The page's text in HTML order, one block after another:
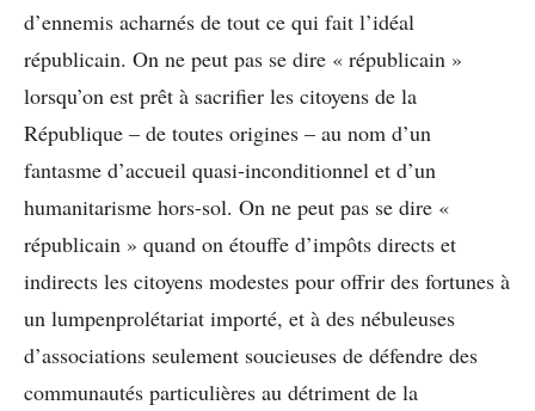
d’ennemis acharnés de tout ce qui fait l’idéal
républicain. On ne peut pas se dire « républicain »
lorsqu’on est prêt à sacrifier les citoyens de la
République – de toutes origines – au nom d’un
fantasme d’accueil quasi-inconditionnel et d’un
humanitarisme hors-sol. On ne peut pas se dire «
républicain » quand on étouffe d’impôts directs et
indirects les citoyens modestes pour offrir des fortunes à
un lumpenprolétariat importé, et à des nébuleuses
d’associations seulement soucieuses de défendre des
communautés particulières au détriment de la